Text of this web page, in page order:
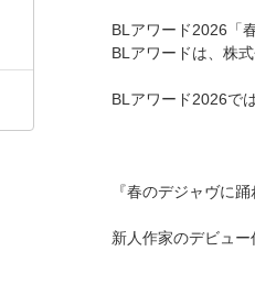
BLアワード2026「
BLアワードは、株
BLアワード2026で
『春のデジャヴに
新人作家のデビュ